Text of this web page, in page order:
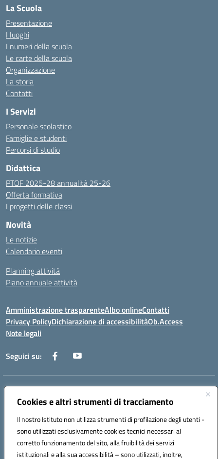
Cookies e altri strumenti di tracciamento
Il nostro Istituto non utilizza strumenti di profilazione degli utenti -
sono utilizzati esclusivamente cookies tecnici necessari al
corretto funzionamento del sito, alla fruibilità dei servizi
istituzionali e alla sua accessibilità – sono utilizzati, inoltre,
La Scuola
Presentazione
I luoghi
I numeri della scuola
Le carte della scuola
Organizzazione
La storia
Contatti
I Servizi
Personale scolastico
Famiglie e studenti
Percorsi di studio
Didattica
PTOF 2025-28 annualità 25-26
Offerta formativa
I progetti delle classi
Novità
Le notizie
Calendario eventi
Planning attività
Piano annuale attività
Amministrazione trasparenteAlbo onlineContatti
Privacy PolicyDichiarazione di accessibilitàOb.Access
Note legali
Seguici su:
Indirizzo:
Centralino:0733/815931 - 0733/784180
Posta elettronica certificata (PEC):MCIS00200P@pec.istruzione.it
Codice fiscale: 80006860433
Codice meccanografico: MCIS00200P